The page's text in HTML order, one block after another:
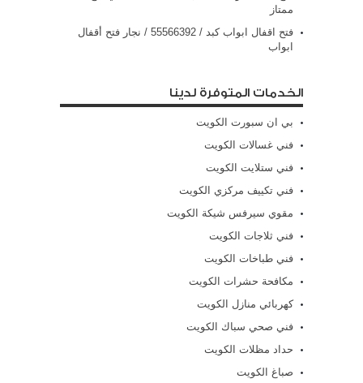
ممتاز
فتح اقفال ابواب كبد / 55566392 / نجار فتح أقفال
ابواب
الخدمات المتوفرة لدينا
بي ان سبورت الكويت
فني غسالات الكويت
فني ستلايت الكويت
فني تكييف مركزي الكويت
مقوي سيرفس شيكة الكويت
فني ثلاجات الكويت
فني طباخات الكويت
مكافحة حشرات الكويت
كهربائي منازل الكويت
فني صحي سباك الكويت
حداد مظلات الكويت
صباغ الكويت